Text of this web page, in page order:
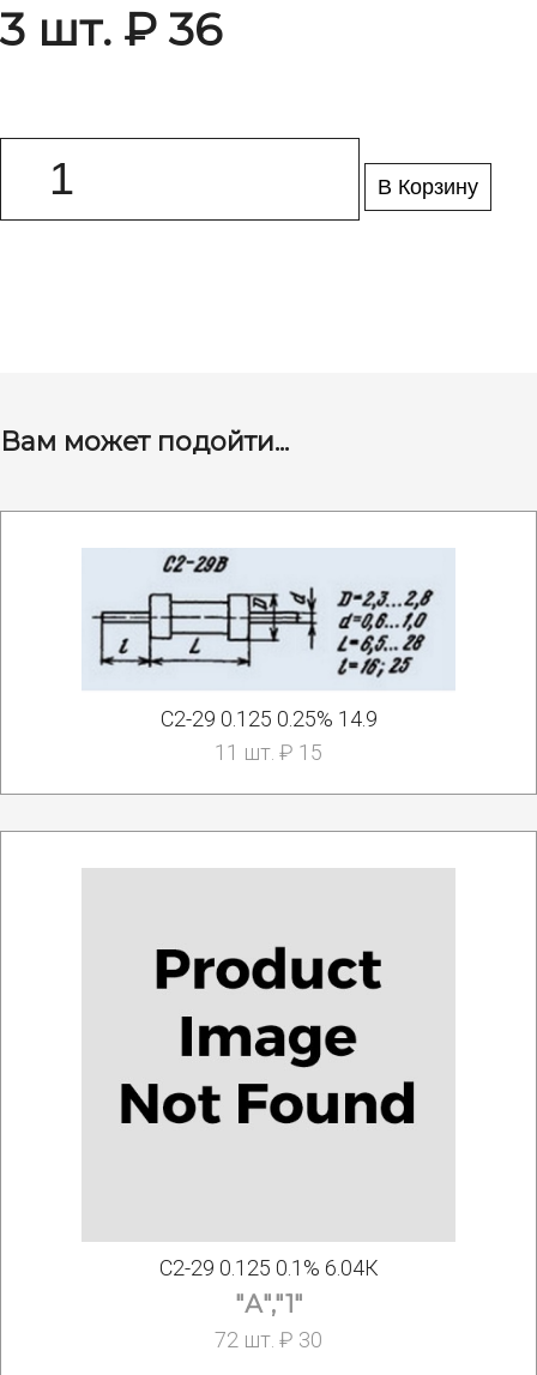
3 шт. ₽ 36
В Корзину
Вам может подойти...
С2-29 0.125 0.25% 14.9
11 шт. ₽ 15
С2-29 0.125 0.1% 6.04К
"А","1"
72 шт. ₽ 30